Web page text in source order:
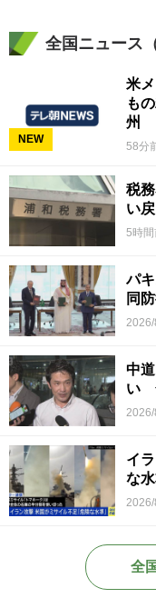
全国ニュース
NEW
米
も
州
58分
税
い
5時
パ
同
中
い
イ
な水
全